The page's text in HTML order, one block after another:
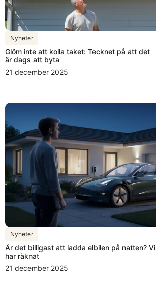
Nyheter
Glöm inte att kolla taket: Tecknet på att det
är dags att byta
21 december 2025
Nyheter
Är det billigast att ladda elbilen på natten? Vi
har räknat
21 december 2025